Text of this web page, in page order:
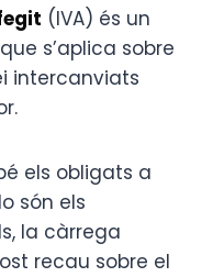
(IVA) és un
s’aplica sobre
intercanviats
els obligats a
són els
la càrrega
recau sobre el